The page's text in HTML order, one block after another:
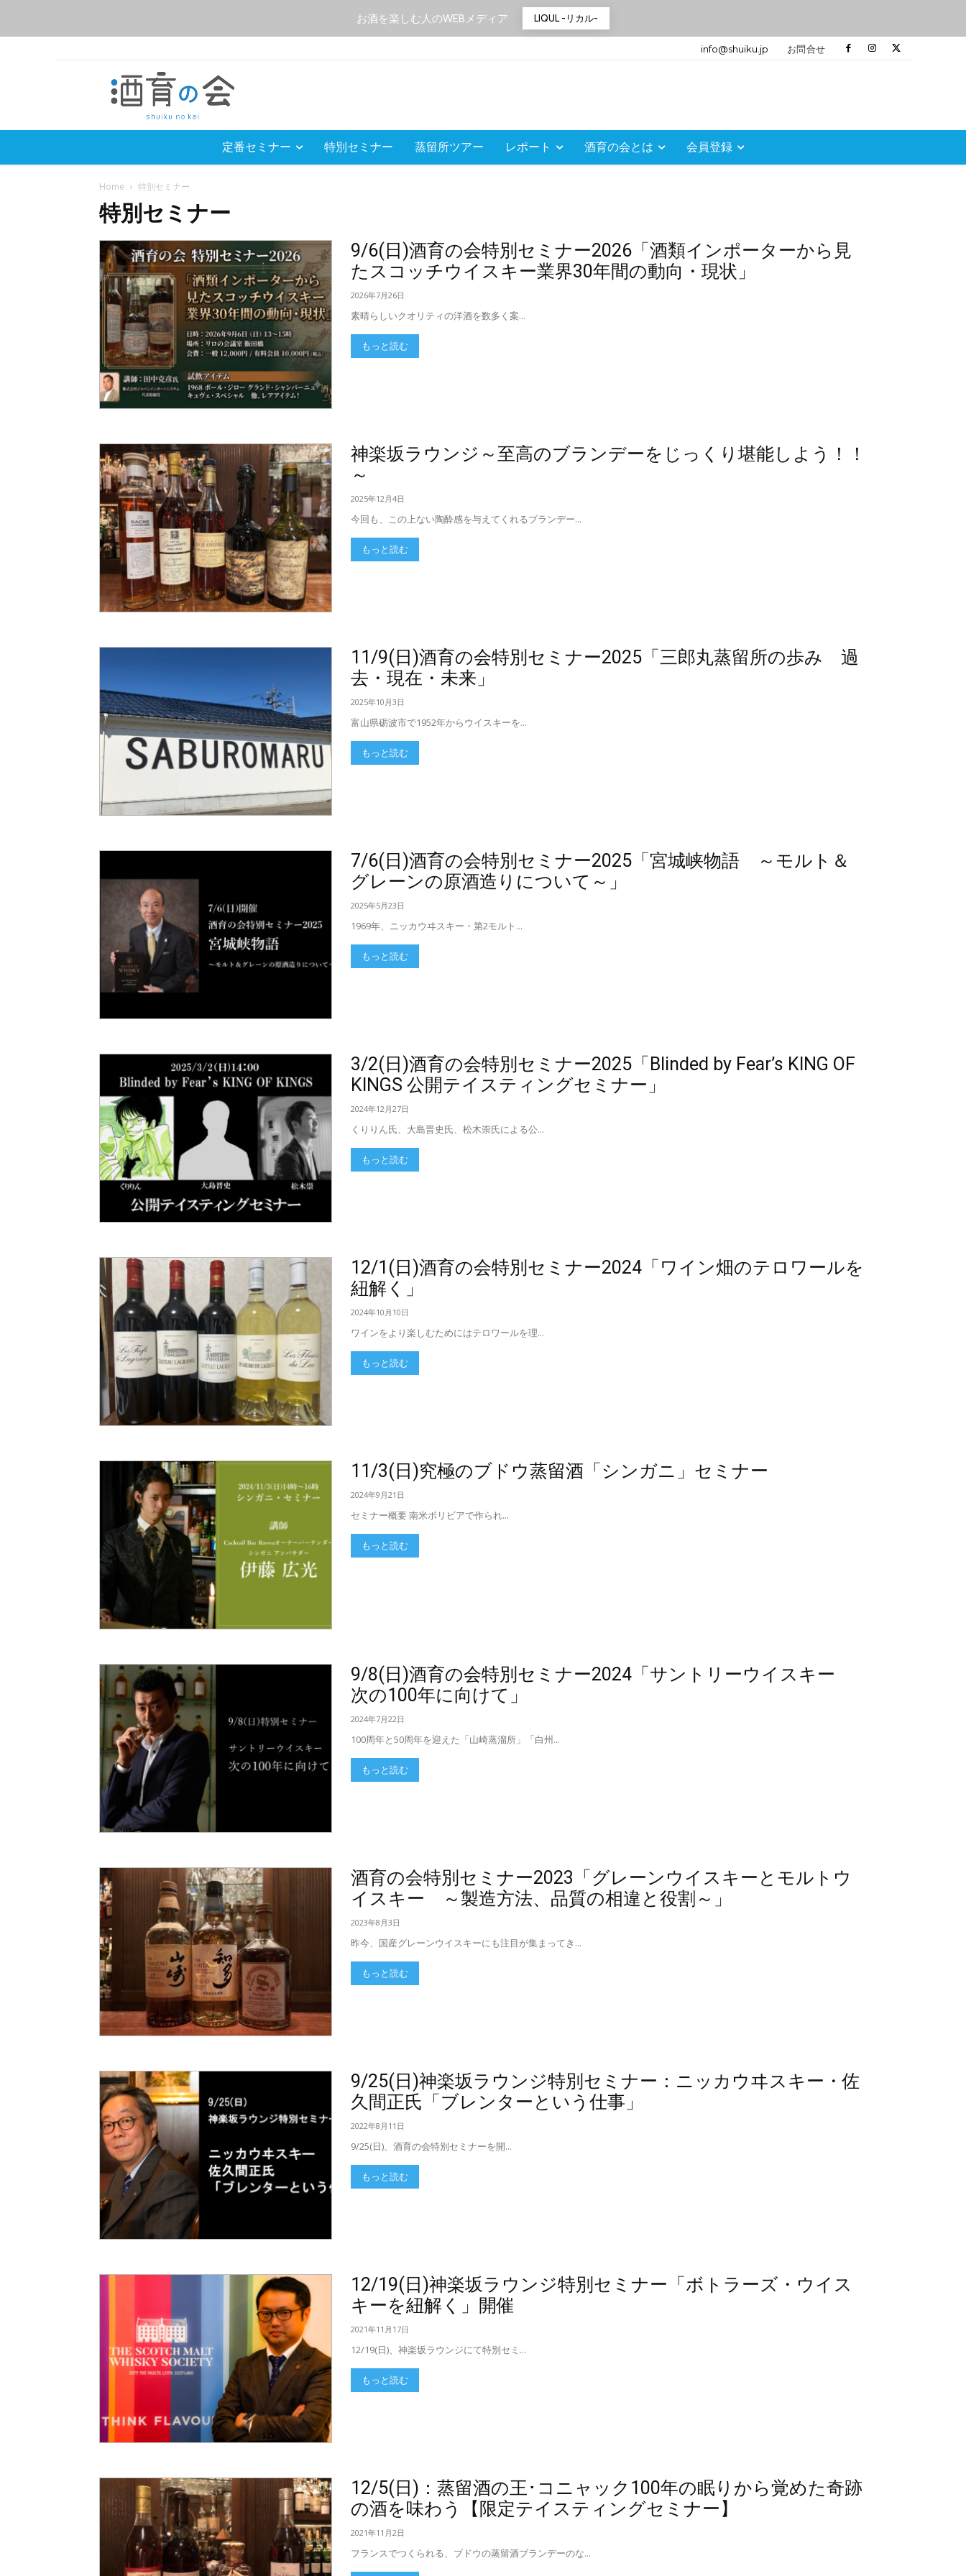
お酒を楽しむ人のWEBメディア LIQUL -リカル-
info@shuiku.jp お問合せ
定番セミナー 特別セミナー 蒸留所ツアー レポート 酒育の会とは 会員登録
Home 特別セミナー
特別セミナー
9/6(日)酒育の会特別セミナー2026「酒類インポーターから見
たスコッチウイスキー業界30年間の動向・現状」
2026年7月26日
素晴らしいクオリティの洋酒を数多く案...
もっと読む
神楽坂ラウンジ～至高のブランデーをじっくり堪能しよう！！
～
2025年12月4日
今回も、この上ない陶酔感を与えてくれるブランデー...
もっと読む
11/9(日)酒育の会特別セミナー2025「三郎丸蒸留所の歩み 過
去・現在・未来」
2025年10月3日
富山県砺波市で1952年からウイスキーを...
もっと読む
7/6(日)酒育の会特別セミナー2025「宮城峡物語 ～モルト＆
グレーンの原酒造りについて～」
2025年5月23日
1969年、ニッカウヰスキー・第2モルト...
もっと読む
3/2(日)酒育の会特別セミナー2025「Blinded by Fear’s KING OF
KINGS 公開テイスティングセミナー」
2024年12月27日
くりりん氏、大島晋史氏、松木崇氏による公...
もっと読む
12/1(日)酒育の会特別セミナー2024「ワイン畑のテロワールを
紐解く」
2024年10月10日
ワインをより楽しむためにはテロワールを理...
もっと読む
11/3(日)究極のブドウ蒸留酒「シンガニ」セミナー
2024年9月21日
セミナー概要 南米ボリビアで作られ...
もっと読む
9/8(日)酒育の会特別セミナー2024「サントリーウイスキー
次の100年に向けて」
2024年7月22日
100周年と50周年を迎えた「山崎蒸溜所」「白州...
もっと読む
酒育の会特別セミナー2023「グレーンウイスキーとモルトウ
イスキー ～製造方法、品質の相違と役割～」
2023年8月3日
昨今、国産グレーンウイスキーにも注目が集まってき...
もっと読む
9/25(日)神楽坂ラウンジ特別セミナー：ニッカウヰスキー・佐
久間正氏「ブレンターという仕事」
2022年8月11日
9/25(日)、酒育の会特別セミナーを開...
もっと読む
12/19(日)神楽坂ラウンジ特別セミナー「ボトラーズ・ウイス
キーを紐解く」開催
2021年11月17日
12/19(日)、神楽坂ラウンジにて特別セミ...
もっと読む
12/5(日)：蒸留酒の王･コニャック100年の眠りから覚めた奇跡
の酒を味わう【限定テイスティングセミナー】
2021年11月2日
フランスでつくられる、ブドウの蒸留酒ブランデーのな...